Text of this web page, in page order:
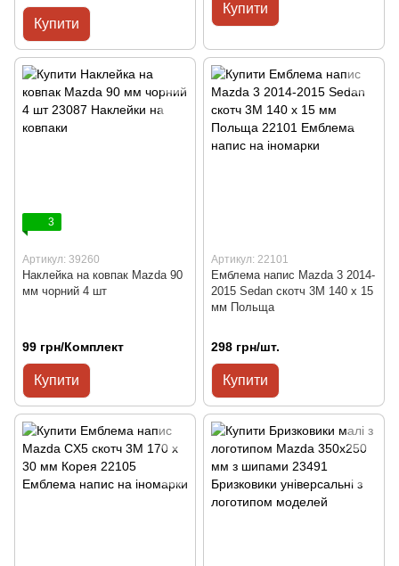
Купити
Купити
3
Артикул: 39260
Наклейка на ковпак Mazda 90
мм чорний 4 шт
99 грн/Комплект
Купити
Артикул: 22101
Емблема напис Mazda 3 2014-
2015 Sedan скотч 3М 140 x 15
мм Польща
298 грн/шт.
Купити